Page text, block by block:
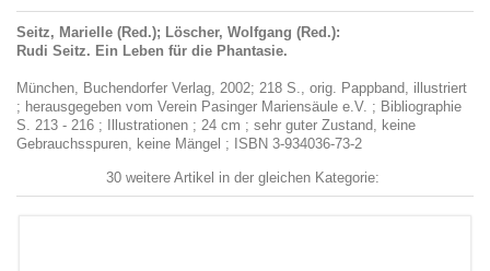
Seitz, Marielle (Red.); Löscher, Wolfgang (Red.):
Rudi Seitz. Ein Leben für die Phantasie.
München, Buchendorfer Verlag, 2002; 218 S., orig. Pappband, illustriert
; herausgegeben vom Verein Pasinger Mariensäule e.V. ; Bibliographie
S. 213 - 216 ; Illustrationen ; 24 cm ; sehr guter Zustand, keine
Gebrauchsspuren, keine Mängel ; ISBN 3-934036-73-2
30 weitere Artikel in der gleichen Kategorie: